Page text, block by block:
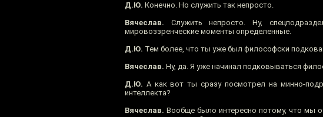
Д.Ю. Конечно. Но служить так непросто.
Вячеслав. Служить непросто. Ну,
мировоззренческие моменты определенные.
Д.Ю. Тем более, что ты уже был философски
Вячеслав. Ну, да. Я уже начинал подковываться
Д.Ю. А как вот ты сразу посмотрел на минно-
интеллекта?
Вячеслав. Вообще было интересно потому, что мы